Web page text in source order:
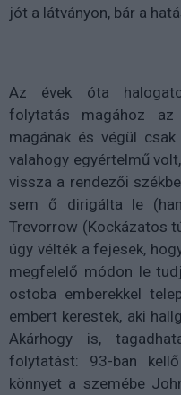
jót a látványon, bár a
Az évek óta
folytatás magához
magának és végül
valahogy egyértelmű
vissza a rendezői
sem ő dirigálta le
Trevorrow (Kockázatos
úgy vélték a fejesek,
megfelelő módon le
ostoba emberekkel
embert kerestek, aki
Akárhogy is,
folytatást: 93-ban
könnyet a szemébe